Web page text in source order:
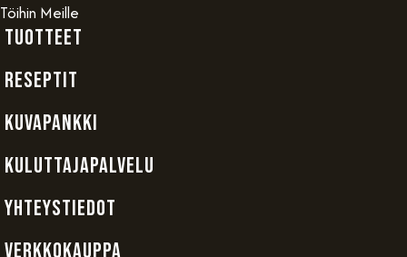
Töihin Meille
TUOTTEET
RESEPTIT
KUVAPANKKI
KULUTTAJAPALVELU
YHTEYSTIEDOT
VERKKOKAUPPA